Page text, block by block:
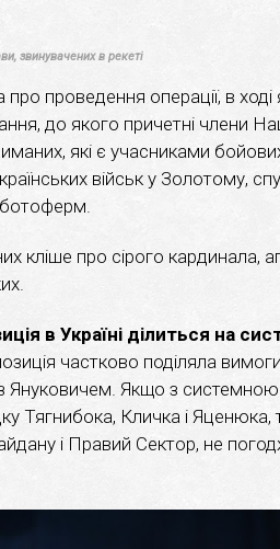
звинувачених в рекеті
проведення операції, в
до якого причетні члени
які є учасниками
військ у Золотому,
ботоферм.
кліше про сірого кардинала,
в Україні ділиться на
частково поділяла
Януковичем. Якщо з
Тягнибока, Кличка і Яценюка,
і Правий Сектор, не